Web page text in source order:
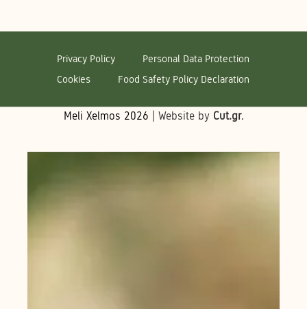
Privacy Policy
Personal Data Protection
Cookies
Food Safety Policy Declaration
Meli Xelmos 2026 | Website by Cut.gr.